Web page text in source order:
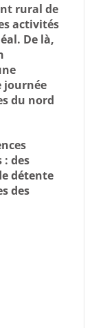
rural de
activités
De là,
journée
du nord
des
détente
des